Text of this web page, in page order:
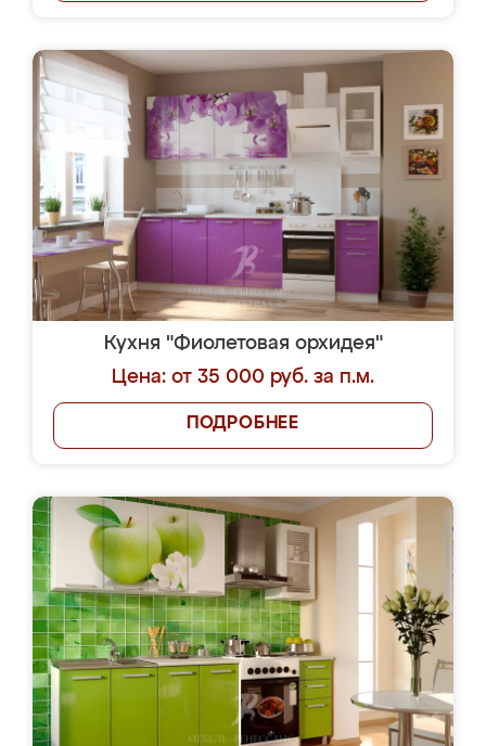
Кухня "Фиолетовая орхидея"
Цена: от 35 000 руб. за п.м.
ПОДРОБНЕЕ